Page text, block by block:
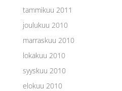
tammikuu 2011
joulukuu 2010
marraskuu 2010
lokakuu 2010
syyskuu 2010
elokuu 2010